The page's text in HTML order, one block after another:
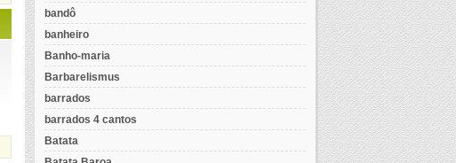
bandô
banheiro
Banho-maria
Barbarelismus
barrados
barrados 4 cantos
Batata